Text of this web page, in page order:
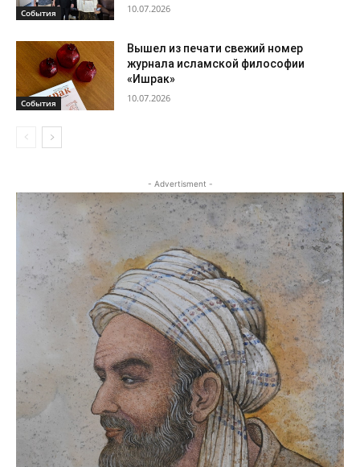
События 10.07.2026
События
Вышел из печати свежий номер
журнала исламской философии
«Ишрак»
10.07.2026
- Advertisment -